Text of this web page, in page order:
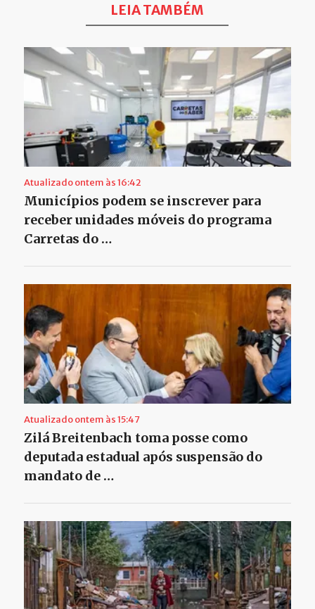
LEIA TAMBÉM
Atualizado ontem às 16:42
Municípios podem se inscrever para
receber unidades móveis do programa
Carretas do …
Atualizado ontem às 15:47
Zilá Breitenbach toma posse como
deputada estadual após suspensão do
mandato de …